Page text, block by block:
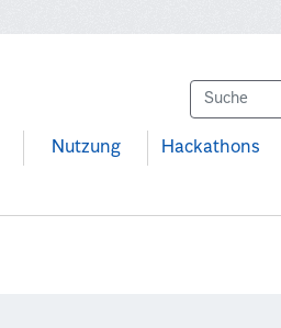
Nutzung Hackathons